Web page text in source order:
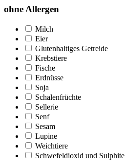
ohne Allergen
Milch
Eier
Glutenhaltiges Getreide
Krebstiere
Fische
Erdnüsse
Soja
Schalenfrüchte
Sellerie
Senf
Sesam
Lupine
Weichtiere
Schwefeldioxid und Sulphite